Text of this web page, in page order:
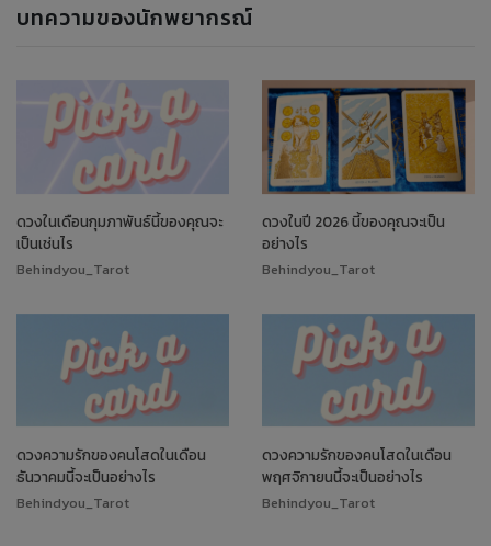
บทความของนักพยากรณ์
ดวงในเดือนกุมภาพันธ์นี้ของคุณจะ
เป็นเช่นไร
Behindyou_Tarot
ดวงในปี 2026 นี้ของคุณจะเป็น
อย่างไร
Behindyou_Tarot
ดวงความรักของคนโสดในเดือน
ธันวาคมนี้จะเป็นอย่างไร
Behindyou_Tarot
ดวงความรักของคนโสดในเดือน
พฤศจิกายนนี้จะเป็นอย่างไร
Behindyou_Tarot